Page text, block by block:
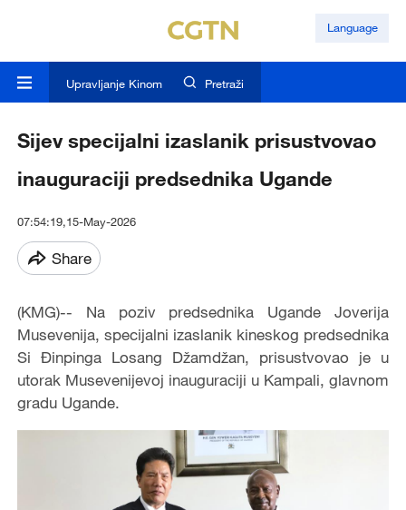
Language
Upravljanje Kinom Pretraži
Sijev specijalni izaslanik prisustvovao
inauguraciji predsednika Ugande
07:54:19,15-May-2026
Share
(KMG)-- Na poziv predsednika Ugande Joverija
Musevenija, specijalni izaslanik kineskog predsednika
Si Đinpinga Losang Džamdžan, prisustvovao je u
utorak Musevenijevoj inauguraciji u Kampali, glavnom
gradu Ugande.